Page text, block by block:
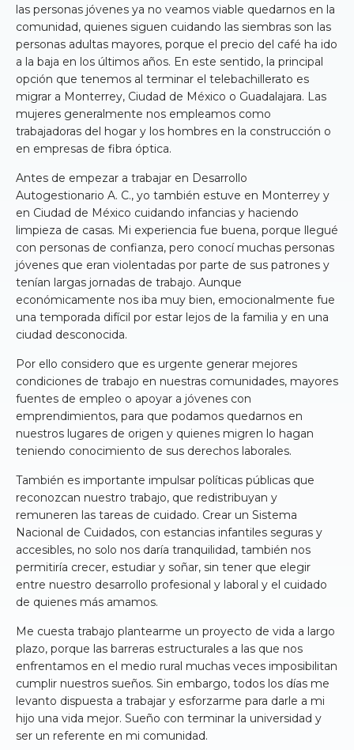
las personas jóvenes ya no veamos viable quedarnos en la
comunidad, quienes siguen cuidando las siembras son las
personas adultas mayores, porque el precio del café ha ido
a la baja en los últimos años. En este sentido, la principal
opción que tenemos al terminar el telebachillerato es
migrar a Monterrey, Ciudad de México o Guadalajara. Las
mujeres generalmente nos empleamos como
trabajadoras del hogar y los hombres en la construcción o
en empresas de fibra óptica.
Antes de empezar a trabajar en Desarrollo
Autogestionario A. C., yo también estuve en Monterrey y
en Ciudad de México cuidando infancias y haciendo
limpieza de casas. Mi experiencia fue buena, porque llegué
con personas de confianza, pero conocí muchas personas
jóvenes que eran violentadas por parte de sus patrones y
tenían largas jornadas de trabajo. Aunque
económicamente nos iba muy bien, emocionalmente fue
una temporada difícil por estar lejos de la familia y en una
ciudad desconocida.
Por ello considero que es urgente generar mejores
condiciones de trabajo en nuestras comunidades, mayores
fuentes de empleo o apoyar a jóvenes con
emprendimientos, para que podamos quedarnos en
nuestros lugares de origen y quienes migren lo hagan
teniendo conocimiento de sus derechos laborales.
También es importante impulsar políticas públicas que
reconozcan nuestro trabajo, que redistribuyan y
remuneren las tareas de cuidado. Crear un Sistema
Nacional de Cuidados, con estancias infantiles seguras y
accesibles, no solo nos daría tranquilidad, también nos
permitiría crecer, estudiar y soñar, sin tener que elegir
entre nuestro desarrollo profesional y laboral y el cuidado
de quienes más amamos.
Me cuesta trabajo plantearme un proyecto de vida a largo
plazo, porque las barreras estructurales a las que nos
enfrentamos en el medio rural muchas veces imposibilitan
cumplir nuestros sueños. Sin embargo, todos los días me
levanto dispuesta a trabajar y esforzarme para darle a mi
hijo una vida mejor. Sueño con terminar la universidad y
ser un referente en mi comunidad.